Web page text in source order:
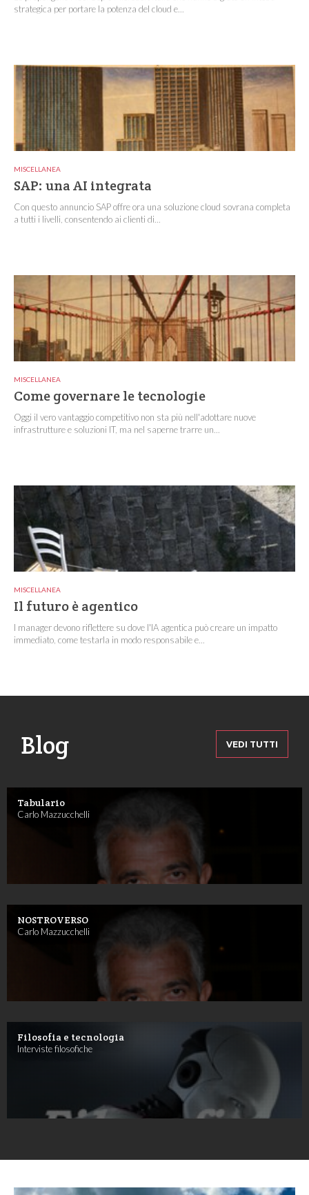
strategica per portare la potenza del cloud e...
MISCELLANEA
SAP: una AI integrata
Con questo annuncio SAP offre ora una soluzione cloud sovrana completa
a tutti i livelli, consentendo ai clienti di...
MISCELLANEA
Come governare le tecnologie
Oggi il vero vantaggio competitivo non sta più nell'adottare nuove
infrastrutture e soluzioni IT, ma nel saperne trarre un...
MISCELLANEA
Il futuro è agentico
I manager devono riflettere su dove l'IA agentica può creare un impatto
immediato, come testarla in modo responsabile e...
Blog VEDI TUTTI
Tabulario
Carlo Mazzucchelli
NOSTROVERSO
Carlo Mazzucchelli
Filosofia e tecnologia
Interviste filosofiche